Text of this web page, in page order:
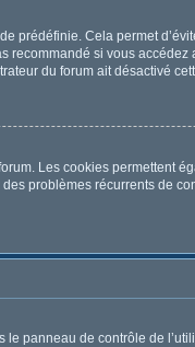
prédéfinie. Cela permet
recommandé si vous
du forum ait désactivé
Les cookies permettent
problèmes récurrents de
panneau de contrôle de